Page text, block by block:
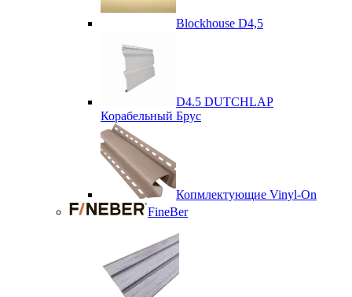
Blockhouse D4,5
D4.5 DUTCHLAP
Корабельный Брус
Копмлектующие Vinyl-On
FineBer